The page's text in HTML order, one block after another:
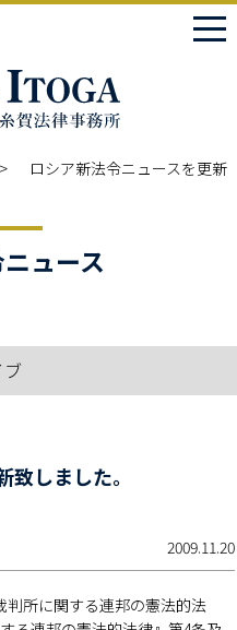
ロシア新法令ニュースを更新
ュース
しました。
2009.11.20
判所に関する連邦の憲法的法